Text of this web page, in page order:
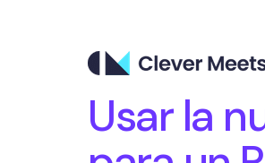
Usar la